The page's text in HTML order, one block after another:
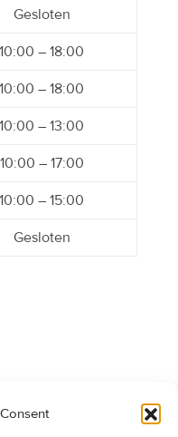
Gesloten
10:00 – 18:00
10:00 – 18:00
10:00 – 13:00
10:00 – 17:00
10:00 – 15:00
Gesloten
mogelijk, bel ons